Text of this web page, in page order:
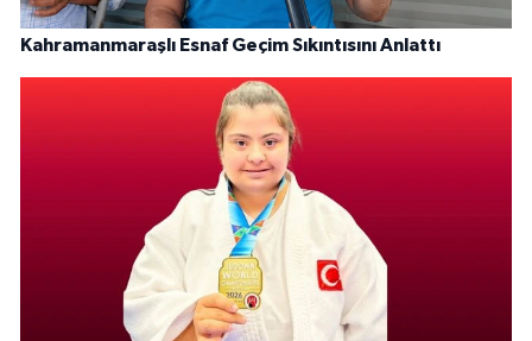
Kahramanmaraşlı Esnaf Geçim Sıkıntısını Anlattı